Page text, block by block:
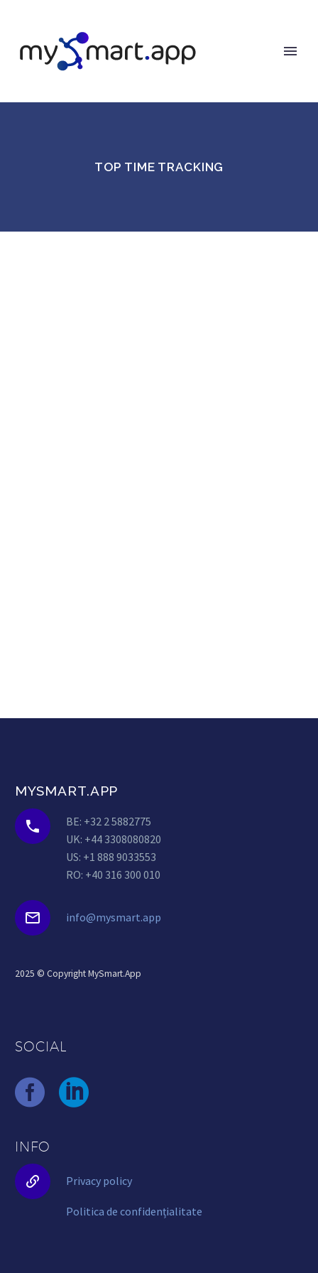
TOP TIME TRACKING
MYSMART.APP


BE: +32 2 5882775
UK: +44 3308080820
US: +1 888 9033553
RO: +40 316 300 010

 info@mysmart.app
2025 © Copyright MySmart.App
SOCIAL
INFO

 Privacy policy
Politica de confidențialitate